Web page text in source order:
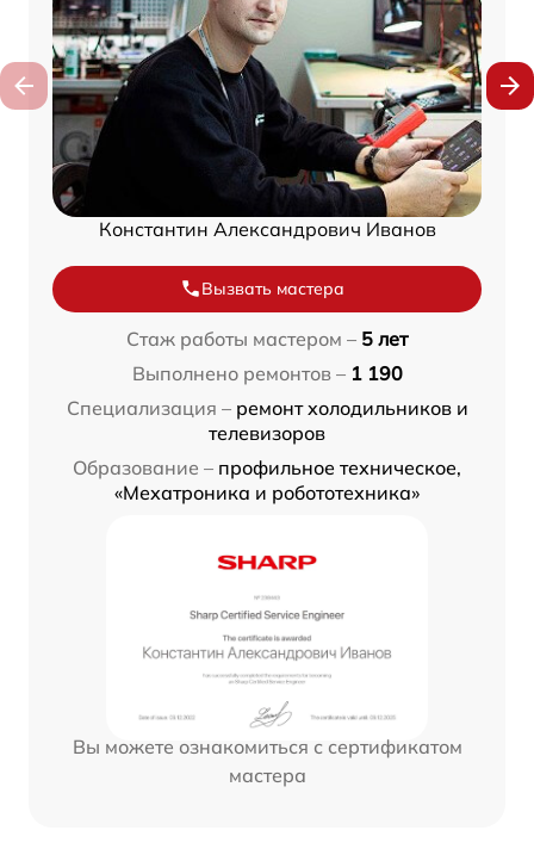
Константин Александрович Иванов
Вызвать мастера
Стаж работы мастером – 5 лет
Выполнено ремонтов – 1 190
Специализация – ремонт холодильников и
телевизоров
Образование – профильное техническое,
«Мехатроника и робототехника»
Вы можете ознакомиться с сертификатом
мастера